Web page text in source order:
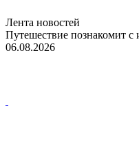
Лента новостей
Путешествие познакомит с
06.08.2026